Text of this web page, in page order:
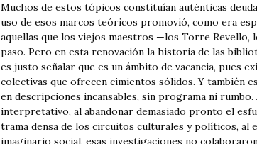
Muchos de estos tópicos constituían auténticas
uso de esos marcos teóricos promovió, como era
aquellas que los viejos maestros —los Torre Revello,
paso. Pero en esta renovación la historia de las
es justo señalar que es un ámbito de vacancia, pues
colectivas que ofrecen cimientos sólidos. Y también
en descripciones incansables, sin programa ni
interpretativo, al abandonar demasiado pronto el
trama densa de los circuitos culturales y políticos, al
imaginario social, esas investigaciones no